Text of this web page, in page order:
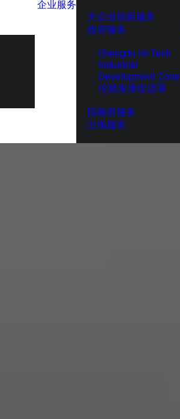
企业服务
大企业创新服务
政府服务
Chengdu Hi-Tech
Industrial
Development Zone
伦敦发展促进署
投融资服务
出海服务